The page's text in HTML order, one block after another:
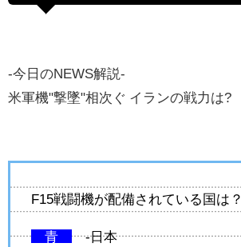
-今日のNEWS解説-
米軍機"撃墜"相次ぐ イランの戦力は?
F15戦闘機が配備されている国は？
青
-日本